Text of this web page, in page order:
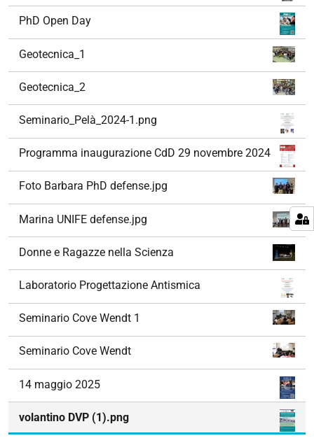
PhD Open Day
Geotecnica_1
Geotecnica_2
Seminario_Pelà_2024-1.png
Programma inaugurazione CdD 29 novembre 2024
Foto Barbara PhD defense.jpg
Marina UNIFE defense.jpg
Donne e Ragazze nella Scienza
Laboratorio Progettazione Antismica
Seminario Cove Wendt 1
Seminario Cove Wendt
14 maggio 2025
volantino DVP (1).png